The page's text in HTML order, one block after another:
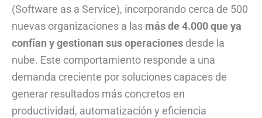
(Software as a Service), incorporando cerca de 500
nuevas organizaciones a las más de 4.000 que ya
confían y gestionan sus operaciones desde la
nube. Este comportamiento responde a una
demanda creciente por soluciones capaces de
generar resultados más concretos en
productividad, automatización y eficiencia